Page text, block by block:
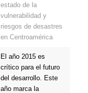
estado de la
vulnerabilidad y
riesgos de desastres
en Centroamérica
El año 2015 es
crítico para el futuro
del desarrollo. Este
año marca la